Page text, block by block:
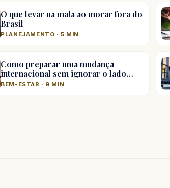
O que levar na mala ao morar fora do
Brasil
PLANEJAMENTO · 5 MIN
Como preparar uma mudança
internacional sem ignorar o lado…
BEM-ESTAR · 9 MIN